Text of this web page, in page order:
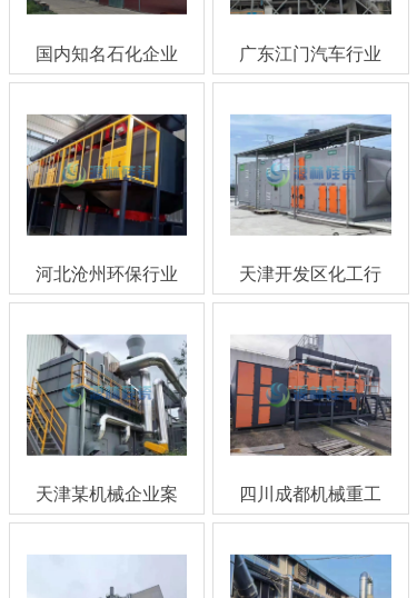
国内知名石化企业
一氧化碳处理
广东江门汽车行业
喷涂案例
河北沧州环保行业
案例
天津开发区化工行
业案例
天津某机械企业案
例
四川成都机械重工
企业